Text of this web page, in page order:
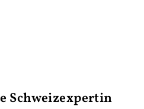
Schweizexpertin